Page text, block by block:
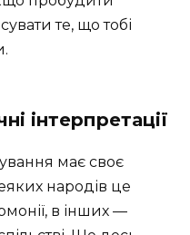
те, що тобі
інтерпретації
має своє
народів це
в інших —